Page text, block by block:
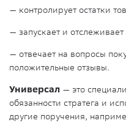
— контролирует остатки
— запускает и
— отвечает на вопросы
положительные отзывы.
Универсал — это
обязанности стратега и
другие поручения,